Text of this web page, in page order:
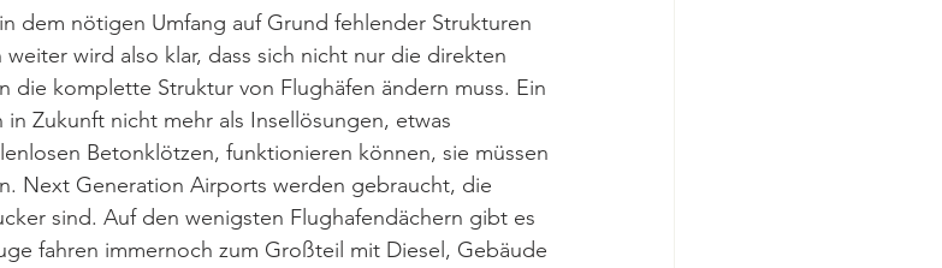
dem nötigen Umfang auf Grund fehlender Strukturen
wird also klar, dass sich nicht nur die direkten
die komplette Struktur von Flughäfen ändern muss. Ein
Zukunft nicht mehr als Insellösungen, etwas
Betonklötzen, funktionieren können, sie müssen
Next Generation Airports werden gebraucht, die
sind. Auf den wenigsten Flughafendächern gibt es
fahren immernoch zum Großteil mit Diesel, Gebäude